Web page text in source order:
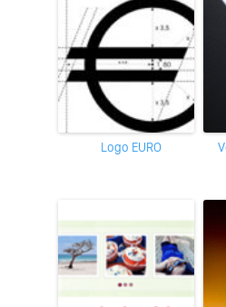
Logo EURO
Vota il tuo sito e sarai